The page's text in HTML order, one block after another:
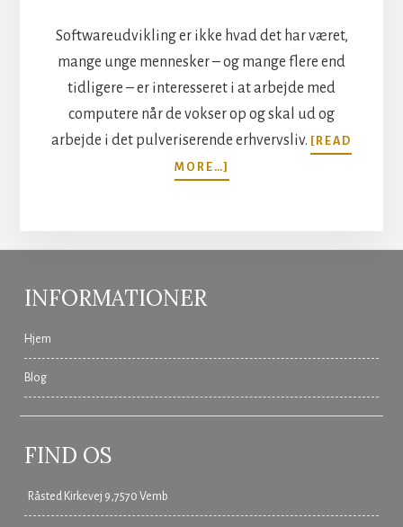
Softwareudvikling er ikke hvad det har været,
mange unge mennesker – og mange flere end
tidligere – er interesseret i at arbejde med
computere når de vokser op og skal ud og
arbejde i det pulveriserende erhvervsliv.
[READ
MORE…]
BRUG
INFORMATIONER
Hjem
Blog
FIND OS
Råsted Kirkevej 9,7570 Vemb